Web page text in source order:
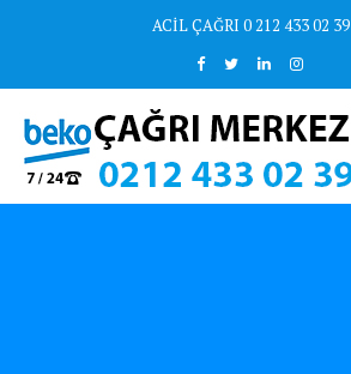
ACİL ÇAĞRI 0 212 433 02 39